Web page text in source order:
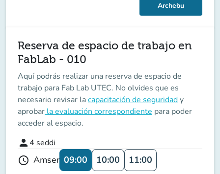
Archebu
Reserva de espacio de trabajo en
FabLab - 010
Aquí podrás realizar una reserva de espacio de
trabajo para Fab Lab UTEC. No olvides que es
necesario revisar lacapacitación de seguridady
aprobar la evaluación correspondiente para poder
acceder al espacio.
person 4 seddi
schedule Amser 09:00 10:00 11:00